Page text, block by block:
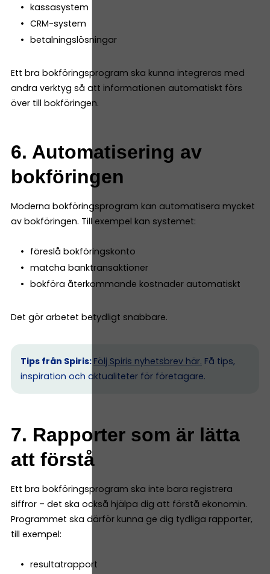
kassasystem
CRM-system
betalningslösningar
Ett bra bokföringsprogram ska kunna integreras med
andra verktyg så att informationen automatiskt förs
över till bokföringen.
6. Automatisering av
bokföringen
Moderna bokföringsprogram kan automatisera mycket
av bokföringen. Till exempel kan systemet:
föreslå bokföringskonto
matcha banktransaktioner
bokföra återkommande kostnader automatiskt
Det gör arbetet betydligt snabbare.
Tips från Spiris: Följ Spiris nyhetsbrev här. Få tips,
inspiration och aktualiteter för företagare.
7. Rapporter som är lätta
att förstå
Ett bra bokföringsprogram ska inte bara registrera
siffror – det ska också hjälpa dig att förstå ekonomin.
Programmet ska därför kunna ge dig tydliga rapporter,
till exempel:
resultatrapport